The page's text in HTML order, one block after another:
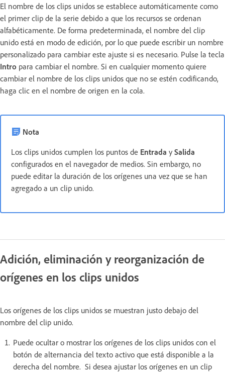
El nombre de los clips unidos se establece automáticamente como
el primer clip de la serie debido a que los recursos se ordenan
alfabéticamente. De forma predeterminada, el nombre del clip
unido está en modo de edición, por lo que puede escribir un nombre
personalizado para cambiar este ajuste si es necesario. Pulse la tecla
Intro para cambiar el nombre. Si en cualquier momento quiere
cambiar el nombre de los clips unidos que no se estén codificando,
haga clic en el nombre de origen en la cola.
Nota
Los clips unidos cumplen los puntos de Entrada y Salida
configurados en el navegador de medios. Sin embargo, no
puede editar la duración de los orígenes una vez que se han
agregado a un clip unido.
Adición, eliminación y reorganización de
orígenes en los clips unidos
Los orígenes de los clips unidos se muestran justo debajo del
nombre del clip unido.
Puede ocultar o mostrar los orígenes de los clips unidos con el
botón de alternancia del texto activo que está disponible a la
derecha del nombre. Si desea ajustar los orígenes en un clip